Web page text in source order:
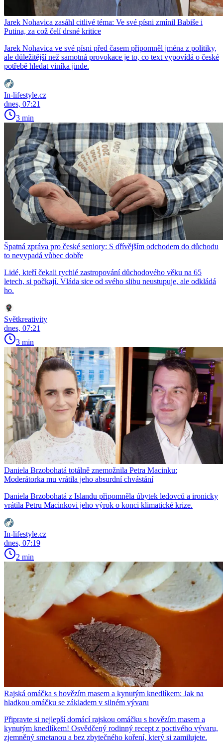
Jarek Nohavica zasáhl citlivé téma: Ve své písni zmínil Babiše i
Putina, za což čelí drsné kritice
Jarek Nohavica ve své písni před časem připomněl jména z politiky,
ale důležitější než samotná provokace je to, co text vypovídá o české
potřebě hledat viníka jinde.
In-lifestyle.cz
dnes, 07:21
3 min
Špatná zpráva pro české seniory: S dřívějším odchodem do důchodu
to nevypadá vůbec dobře
Lidé, kteří čekali rychlé zastropování důchodového věku na 65
letech, si počkají. Vláda sice od svého slibu neustupuje, ale odkládá
ho.
Světkreativity
dnes, 07:21
3 min
Daniela Brzobohatá totálně znemožnila Petra Macinku:
Moderátorka mu vrátila jeho absurdní chvástání
Daniela Brzobohatá z Islandu připomněla úbytek ledovců a ironicky
vrátila Petru Macinkovi jeho výrok o konci klimatické krize.
In-lifestyle.cz
dnes, 07:19
2 min
Rajská omáčka s hovězím masem a kynutým knedlíkem: Jak na
hladkou omáčku se základem v silném vývaru
Připravte si nejlepší domácí rajskou omáčku s hovězím masem a
kynutým knedlíkem! Osvědčený rodinný recept z poctivého vývaru,
zjemněný smetanou a bez zbytečného koření, který si zamilujete.